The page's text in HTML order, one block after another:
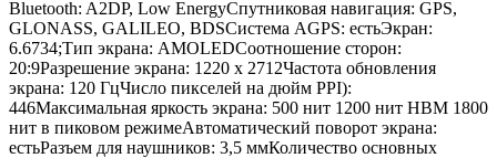
Bluetooth: A2DP, Low EnergyСпутниковая навигация: GPS,
GLONASS, GALILEO, BDSСистема AGPS: естьЭкран:
6.6734;Тип экрана: AMOLEDСоотношение сторон:
20:9Разрешение экрана: 1220 x 2712Частота обновления
экрана: 120 ГцЧисло пикселей на дюйм PPI):
446Максимальная яркость экрана: 500 нит 1200 нит HBM 1800
нит в пиковом режимеАвтоматический поворот экрана:
естьРазъем для наушников: 3,5 ммКоличество основных